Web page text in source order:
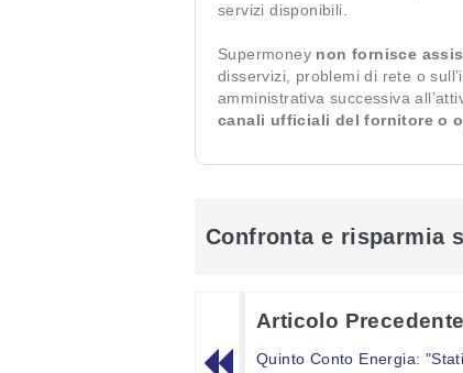
servizi disponibili.
Supermoney non fornisce
disservizi, problemi di rete o
amministrativa successiva
canali ufficiali del fornitore o
Confronta e risparmia
Articolo Precedente
Quinto Conto Energia: "Stati